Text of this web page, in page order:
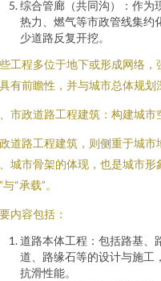
综合管廊（共同沟）：作为
热力、燃气等市政管线集约
少道路反复开挖。
工程多位于地下或形成网络
有前瞻性，并与城市总体规划
市政道路工程建筑：构建城市
道路工程建筑，则侧重于城
城市骨架的体现，也是城市
与“承载”。
内容包括：
道路本体工程：包括路基、
道、路缘石等的设计与施工
抗滑性能。